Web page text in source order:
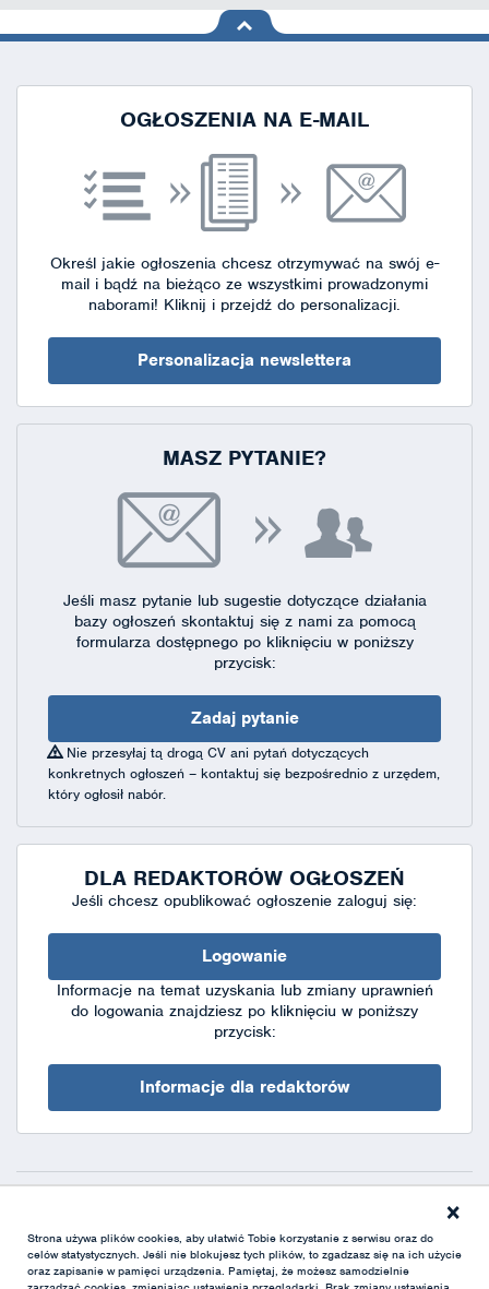
na górę
OGŁOSZENIA NA E-MAIL
Określ jakie ogłoszenia chcesz otrzymywać na swój e-
mail i bądź na bieżąco ze wszystkimi prowadzonymi
naborami! Kliknij i przejdź do personalizacji.
Personalizacja newslettera
MASZ PYTANIE?
Jeśli masz pytanie lub sugestie dotyczące działania
bazy ogłoszeń skontaktuj się z nami za pomocą
formularza dostępnegopo kliknięciu w poniższy
przycisk:
Zadaj pytanie
Nie przesyłaj tą drogą CV ani pytań dotyczących
konkretnych ogłoszeń – kontaktuj się bezpośrednio z urzędem,
który ogłosił nabór.
DLA REDAKTORÓW OGŁOSZEŃ
Jeśli chcesz opublikować ogłoszenie zaloguj się:
Logowanie
Informacje na temat uzyskania lub zmiany uprawnień
do logowania znajdziesz po kliknięciu w poniższy
przycisk:
Informacje dla redaktorów
XML
Strona używa plików cookies, aby ułatwić Tobie korzystanie z serwisu oraz do
celów statystycznych. Jeśli nie blokujesz tych plików, to zgadzasz się na ich użycie
oraz zapisanie w pamięci urządzenia. Pamiętaj, że możesz samodzielnie
×